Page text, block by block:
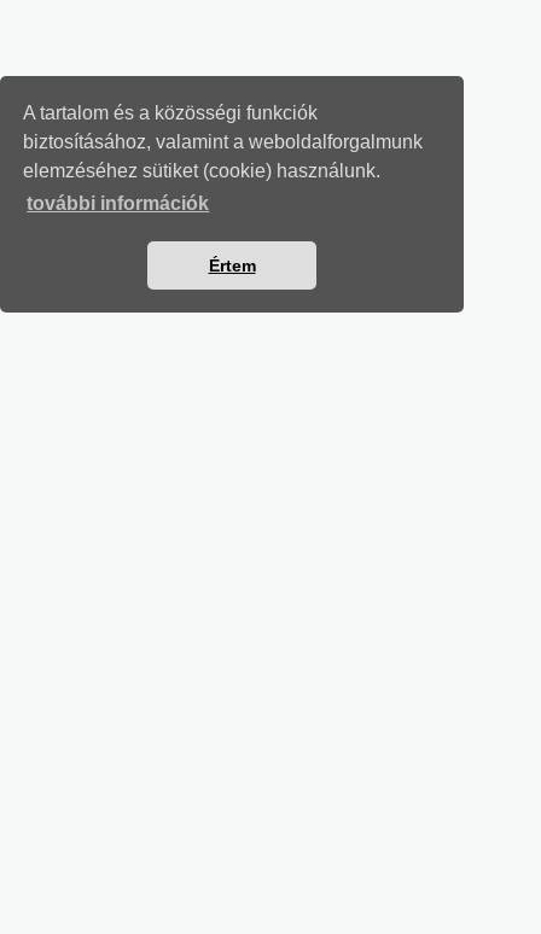
A tartalom és a közösségi funkciók
biztosításához, valamint a weboldalforgalmunk
elemzéséhez sütiket (cookie) használunk.
további információk
Értem